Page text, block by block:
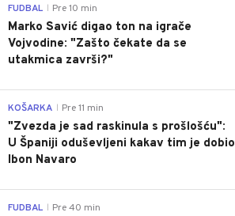
FUDBAL Pre 10 min
Marko Savić digao ton na igrače
Vojvodine: "Zašto čekate da se
utakmica završi?"
KOŠARKA Pre 11 min
"Zvezda je sad raskinula s prošlošću":
U Španiji oduševljeni kakav tim je dobio
Ibon Navaro
FUDBAL Pre 40 min